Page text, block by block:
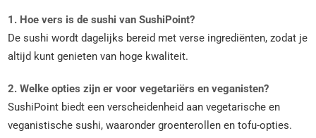
1. Hoe vers is de sushi van SushiPoint?
De sushi wordt dagelijks bereid met verse ingrediënten, zodat je
altijd kunt genieten van hoge kwaliteit.
2. Welke opties zijn er voor vegetariërs en veganisten?
SushiPoint biedt een verscheidenheid aan vegetarische en
veganistische sushi, waaronder groenterollen en tofu-opties.